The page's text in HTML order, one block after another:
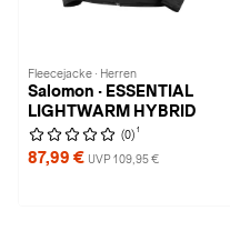
Fleecejacke · Herren
Salomon · ESSENTIAL
LIGHTWARM HYBRID
(0) 1
87,99 € UVP 109,95 €